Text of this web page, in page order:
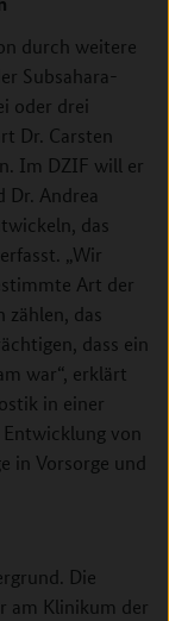
durch weitere
Subsahara-
oder drei
Dr. Carsten
Im DZIF will er
Dr. Andrea
das
„Wir
Art der
zählen, das
dass ein
war“, erklärt
in einer
von
in Vorsorge und
Die
am Klinikum der